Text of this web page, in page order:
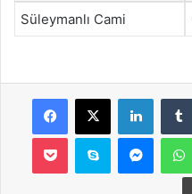
Süleymanlı Cami
Facebook
X
Pocket Skype